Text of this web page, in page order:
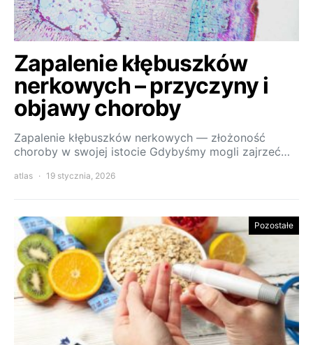
Zapalenie kłębuszków
nerkowych – przyczyny i
objawy choroby
Zapalenie kłębuszków nerkowych — złożoność
choroby w swojej istocie Gdybyśmy mogli zajrzeć…
atlas 19 stycznia, 2026
Pozostałe